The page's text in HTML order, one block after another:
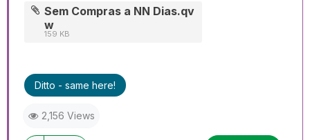
Sem Compras a NN Dias.qv
w
159 KB
Ditto - same here!
2,156 Views